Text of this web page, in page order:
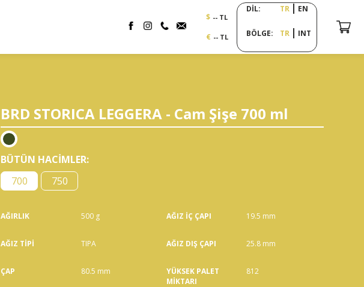
$ -- TL
€ -- TL
DİL: TR EN
BÖLGE: TR INT
BRD STORICA LEGGERA - Cam Şişe 700 ml
BÜTÜN HACİMLER:
700
750
AĞIRLIK
AĞIZ TİPİ
ÇAP
500 g
TIPA
80.5 mm
AĞIZ İÇ ÇAPI
AĞIZ DIŞ ÇAPI
YÜKSEK PALET
MİKTARI
19.5 mm
25.8 mm
812